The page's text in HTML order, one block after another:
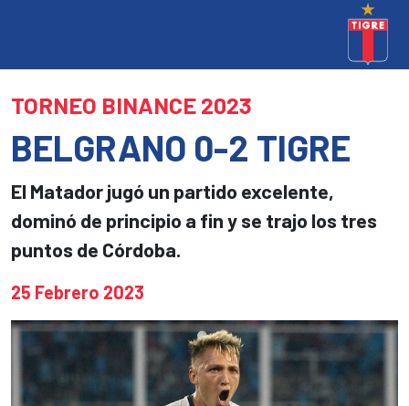
TORNEO BINANCE 2023
BELGRANO 0-2 TIGRE
El Matador jugó un partido excelente,
dominó de principio a fin y se trajo los tres
puntos de Córdoba.
25 Febrero 2023